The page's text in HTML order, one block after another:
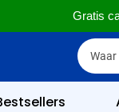
Gratis
Zoek
Zoek